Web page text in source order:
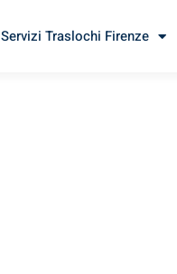
Servizi Traslochi Firenze